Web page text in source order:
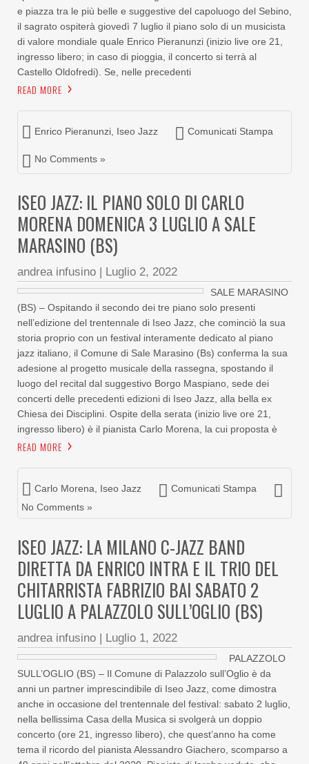
e piazza tra le più belle e suggestive del capoluogo del Sebino,
il sagrato ospiterà giovedì 7 luglio il piano solo di un musicista
di valore mondiale quale Enrico Pieranunzi (inizio live ore 21,
ingresso libero; in caso di pioggia, il concerto si terrà al
Castello Oldofredi). Se, nelle precedenti
READ MORE
Enrico Pieranunzi Iseo Jazz Comunicati Stampa
No Comments »
ISEO JAZZ: IL PIANO SOLO DI CARLO
MORENA DOMENICA 3 LUGLIO A SALE
MARASINO (BS)
andrea infusino | Luglio 2, 2022
SALE MARASINO
(BS) – Ospitando il secondo dei tre piano solo presenti
nell’edizione del trentennale di Iseo Jazz, che cominciò la sua
storia proprio con un festival interamente dedicato al piano
jazz italiano, il Comune di Sale Marasino (Bs) conferma la sua
adesione al progetto musicale della rassegna, spostando il
luogo del recital dal suggestivo Borgo Maspiano, sede dei
concerti delle precedenti edizioni di Iseo Jazz, alla bella ex
Chiesa dei Disciplini. Ospite della serata (inizio live ore 21,
ingresso libero) è il pianista Carlo Morena, la cui proposta è
READ MORE
Carlo Morena Iseo Jazz
Comunicati Stampa
No Comments »
ISEO JAZZ: LA MILANO C-JAZZ BAND
DIRETTA DA ENRICO INTRA E IL TRIO DEL
CHITARRISTA FABRIZIO BAI SABATO 2
LUGLIO A PALAZZOLO SULL’OGLIO (BS)
andrea infusino | Luglio 1, 2022
PALAZZOLO
SULL’OGLIO (BS) – Il Comune di Palazzolo sull’Oglio è da
anni un partner imprescindibile di Iseo Jazz, come dimostra
anche in occasione del trentennale del festival: sabato 2 luglio,
nella bellissima Casa della Musica si svolgerà un doppio
concerto (ore 21, ingresso libero), che quest’anno ha come
tema il ricordo del pianista Alessandro Giachero, scomparso a